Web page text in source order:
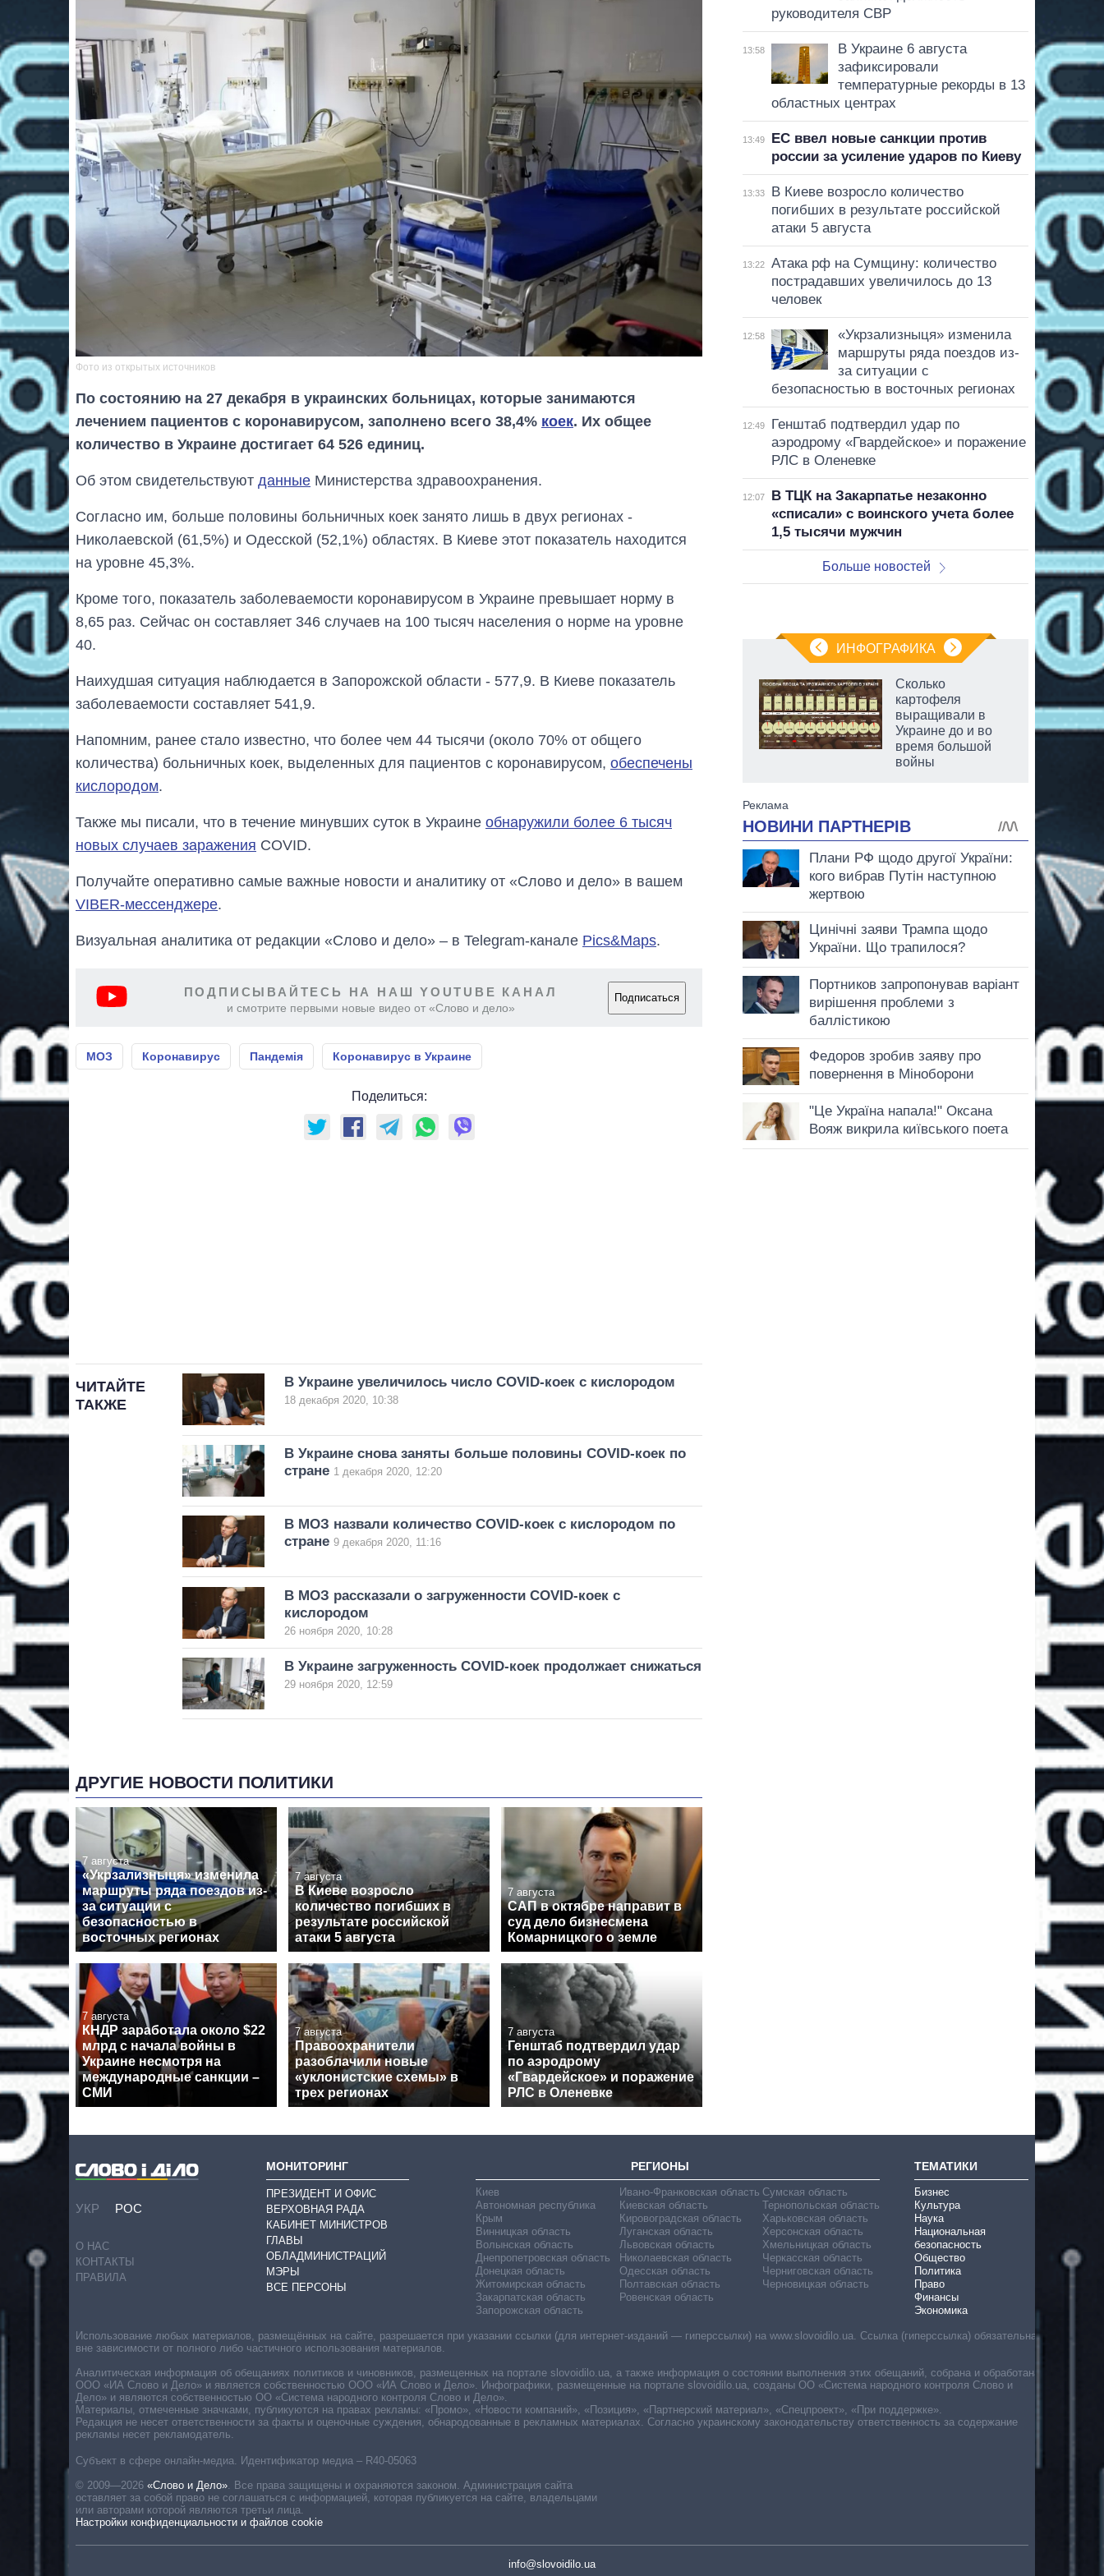
Фото из открытых источников
По состоянию на 27 декабря в украинских больницах, которые занимаются
лечением пациентов с коронавирусом, заполнено всего 38,4% коек. Их общее
количество в Украине достигает 64 526 единиц.
Об этом свидетельствуют данные Министерства здравоохранения.
Согласно им, больше половины больничных коек занято лишь в двух регионах -
Николаевской (61,5%) и Одесской (52,1%) областях. В Киеве этот показатель находится
на уровне 45,3%.
Кроме того, показатель заболеваемости коронавирусом в Украине превышает норму в
8,65 раз. Сейчас он составляет 346 случаев на 100 тысяч населения о норме на уровне
40.
Наихудшая ситуация наблюдается в Запорожской области - 577,9. В Киеве показатель
заболеваемости составляет 541,9.
Напомним, ранее стало известно, что более чем 44 тысячи (около 70% от общего
количества) больничных коек, выделенных для пациентов с коронавирусом, обеспечены
кислородом.
Также мы писали, что в течение минувших суток в Украине обнаружили более 6 тысяч
новых случаев заражения COVID.
Получайте оперативно самые важные новости и аналитику от «Слово и дело» в вашем
VIBER-мессенджере.
Визуальная аналитика от редакции «Слово и дело» – в Telegram-канале Pics&Maps.
ПОДПИСЫВАЙТЕСЬ НА НАШ YOUTUBE КАНАЛ
и смотрите первыми новые видео от «Слово и дело»
Подписаться
МОЗ Коронавирус Пандемія Коронавирус в Украине
Поделиться:
ЧИТАЙТЕ
ТАКЖЕ
В Украине увеличилось число COVID-коек с кислородом
18 декабря 2020, 10:38
В Украине снова заняты больше половины COVID-коек по
стране 1 декабря 2020, 12:20
В МОЗ назвали количество COVID-коек с кислородом по
стране 9 декабря 2020, 11:16
В МОЗ рассказали о загруженности COVID-коек с
кислородом
26 ноября 2020, 10:28
В Украине загруженность COVID-коек продолжает снижаться
29 ноября 2020, 12:59
ДРУГИЕ НОВОСТИ ПОЛИТИКИ
7 августа
«Укрзализныця» изменила
маршруты ряда поездов из-
за ситуации с
безопасностью в
восточных регионах
7 августа
В Киеве возросло
количество погибших в
результате российской
атаки 5 августа
7 августа
САП в октябре направит в
суд дело бизнесмена
Комарницкого о земле
7 августа
КНДР заработала около $22
млрд с начала войны в
Украине несмотря на
международные санкции –
СМИ
7 августа
Правоохранители
разоблачили новые
«уклонистские схемы» в
трех регионах
7 августа
Генштаб подтвердил удар
по аэродрому
«Гвардейское» и поражение
РЛС в Оленевке
руководителя СВР
13:58
В Украине 6 августа
зафиксировали
температурные рекорды в 13
областных центрах
13:49
ЕС ввел новые санкции против
россии за усиление ударов по Киеву
13:33
В Киеве возросло количество
погибших в результате российской
атаки 5 августа
13:22
Атака рф на Сумщину: количество
пострадавших увеличилось до 13
человек
12:58
«Укрзализныця» изменила
маршруты ряда поездов из-
за ситуации с
безопасностью в восточных регионах
12:49
Генштаб подтвердил удар по
аэродрому «Гвардейское» и поражение
РЛС в Оленевке
12:07
В ТЦК на Закарпатье незаконно
«списали» с воинского учета более
1,5 тысячи мужчин
Больше новостей
ИНФОГРАФИКА
Как за 10 лет
бакалавриат,
магистратуру и
Сколько
картофеля
выращивали в
Украине до и во
время большой
войны
УКР РОС
О НАС
КОНТАКТЫ
ПРАВИЛА
МОНИТОРИНГ
ПРЕЗИДЕНТ И ОФИС
ВЕРХОВНАЯ РАДА
КАБИНЕТ МИНИСТРОВ
ГЛАВЫ
ОБЛАДМИНИСТРАЦИЙ
МЭРЫ
ВСЕ ПЕРСОНЫ
РЕГИОНЫ
Киев
Автономная республика
Крым
Винницкая область
Волынская область
Днепропетровская область
Донецкая область
Житомирская область
Закарпатская область
Запорожская область
Ивано-Франковская область
Киевская область
Кировоградская область
Луганская область
Львовская область
Николаевская область
Одесская область
Полтавская область
Ровенская область
Сумская область
Тернопольская область
Харьковская область
Херсонская область
Хмельницкая область
Черкасская область
Черниговская область
Черновицкая область
ТЕМАТИКИ
Бизнес
Культура
Наука
Национальная
безопасность
Общество
Политика
Право
Финансы
Экономика
Субъект в сфере онлайн-медиа. Идентификатор медиа – R40-05063
© 2009—2026 «Слово и Дело». Все права защищены и охраняются законом. Администрация сайта
оставляет за собой право не соглашаться с информацией, которая публикуется на сайте, владельцами
или авторами которой являются третьи лица.
Настройки конфиденциальности и файлов cookie
info@slovoidilo.ua
Использование любых материалов, размещённых на сайте, разрешается при указании ссылки (для интернет-изданий — гиперссылки) на www.slovoidilo.ua. Ссылка (гиперссылка) обязательна
вне зависимости от полного либо частичного использования материалов.
Аналитическая информация об обещаниях политиков и чиновников, размещенных на портале slovoidilo.ua, а также информация о состоянии выполнения этих обещаний, собрана и обработана
ООО «ИА Слово и Дело» и является собственностью ООО «ИА Слово и Дело». Инфографики, размещенные на портале slovoidilo.ua, созданы ОО «Система народного контроля Слово и
Дело» и являются собственностью ОО «Система народного контроля Слово и Дело».
Материалы, отмеченные значками, публикуются на правах рекламы: «Промо», «Новости компаний», «Позиция», «Партнерский материал», «Спецпроект», «При поддержке».
Редакция не несет ответственности за факты и оценочные суждения, обнародованные в рекламных материалах. Согласно украинскому законодательству ответственность за содержание
рекламы несет рекламодатель.